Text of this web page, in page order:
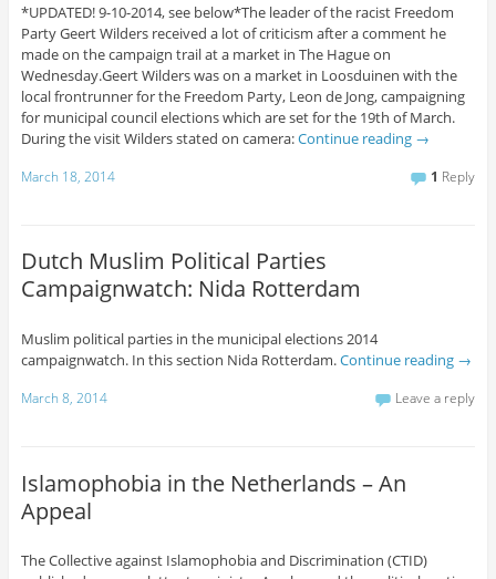
*UPDATED! 9-10-2014, see below*The leader of the racist Freedom
Party Geert Wilders received a lot of criticism after a comment he
made on the campaign trail at a market in The Hague on
Wednesday.Geert Wilders was on a market in Loosduinen with the
local frontrunner for the Freedom Party, Leon de Jong, campaigning
for municipal council elections which are set for the 19th of March.
During the visit Wilders stated on camera:Continue reading →
March 18, 2014 1 Reply
Dutch Muslim Political Parties
Campaignwatch: Nida Rotterdam
Muslim political parties in the municipal elections 2014
campaignwatch. In this section Nida Rotterdam.Continue reading →
March 8, 2014 Leave a reply
Islamophobia in the Netherlands – An
Appeal
The Collective against Islamophobia and Discrimination (CTID)